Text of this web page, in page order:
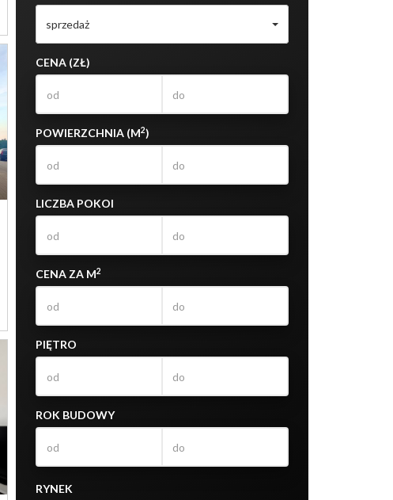
sprzedaż
CENA (ZŁ)
POWIERZCHNIA (M2)
LICZBA POKOI
CENA ZA M2
PIĘTRO
ROK BUDOWY
RYNEK